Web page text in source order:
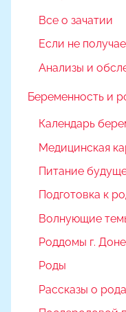
Все о зачатии
Если не
Анализы и
Беременность и
Календарь
Медицинская
Питание
Подготовка к
Волнующие
Роддомы г.
Роды
Рассказы о